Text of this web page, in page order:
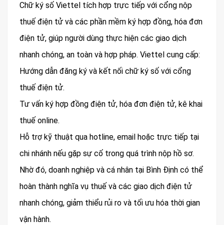
Chữ ký số Viettel tích hợp trực tiếp với cổng nộp
thuế điện tử và các phần mềm ký hợp đồng, hóa đơn
điện tử, giúp người dùng thực hiện các giao dịch
nhanh chóng, an toàn và hợp pháp. Viettel cung cấp:
Hướng dẫn đăng ký và kết nối chữ ký số với cổng
thuế điện tử.
Tư vấn ký hợp đồng điện tử, hóa đơn điện tử, kê khai
thuế online.
Hỗ trợ kỹ thuật qua hotline, email hoặc trực tiếp tại
chi nhánh nếu gặp sự cố trong quá trình nộp hồ sơ.
Nhờ đó, doanh nghiệp và cá nhân tại Bình Định có thể
hoàn thành nghĩa vụ thuế và các giao dịch điện tử
nhanh chóng, giảm thiểu rủi ro và tối ưu hóa thời gian
vận hành.